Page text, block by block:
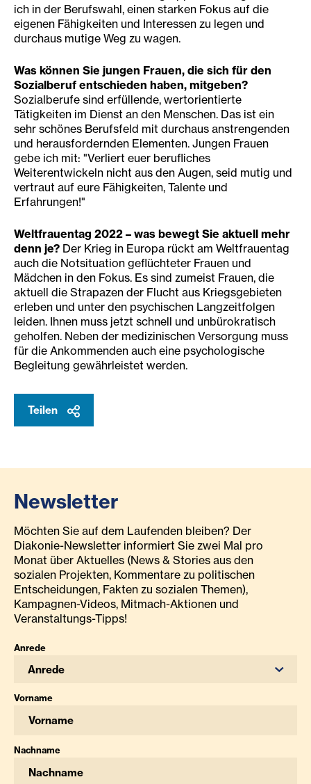
ich in der Berufswahl, einen starken Fokus auf die
eigenen Fähigkeiten und Interessen zu legen und
durchaus mutige Weg zu wagen.
Was können Sie jungen Frauen, die sich für den
Sozialberuf entschieden haben, mitgeben?
Sozialberufe sind erfüllende, wertorientierte
Tätigkeiten im Dienst an den Menschen. Das ist ein
sehr schönes Berufsfeld mit durchaus anstrengenden
und herausfordernden Elementen. Jungen Frauen
gebe ich mit: "Verliert euer berufliches
Weiterentwickeln nicht aus den Augen, seid mutig und
vertraut auf eure Fähigkeiten, Talente und
Erfahrungen!"
Weltfrauentag 2022 – was bewegt Sie aktuell mehr
denn je? Der Krieg in Europa rückt am Weltfrauentag
auch die Notsituation geflüchteter Frauen und
Mädchen in den Fokus. Es sind zumeist Frauen, die
aktuell die Strapazen der Flucht aus Kriegsgebieten
erleben und unter den psychischen Langzeitfolgen
leiden. Ihnen muss jetzt schnell und unbürokratisch
geholfen. Neben der medizinischen Versorgung muss
für die Ankommenden auch eine psychologische
Begleitung gewährleistet werden.
Teilen
Newsletter
Möchten Sie auf dem Laufenden bleiben? Der
Diakonie-Newsletter informiert Sie zwei Mal pro
Monat über Aktuelles (News & Stories aus den
sozialen Projekten, Kommentare zu politischen
Entscheidungen, Fakten zu sozialen Themen),
Kampagnen-Videos, Mitmach-Aktionen und
Veranstaltungs-Tipps!
Anrede
Anrede
Vorname
Nachname